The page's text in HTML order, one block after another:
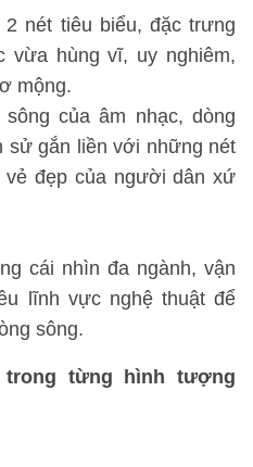
nét tiêu biểu, đặc trưng
vừa hùng vĩ, uy nghiêm,
mộng.
của âm nhạc, dòng
sử gắn liền với những nét
đẹp của người dân xứ
cái nhìn đa ngành, vận
lĩnh vực nghệ thuật để
sông.
từng hình tượng